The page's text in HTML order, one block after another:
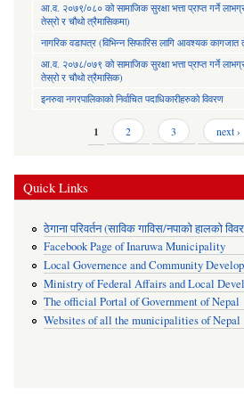
आ.व. २०७९/०८० को सामाजिक सुरक्षा भत्ता प्राप्त गर्ने
तेस्रो र चौथो त्रैमासिकमा)
नागरिक वडापत्र (विभिन्न सिफारिस लागि आवश्यक कागजात
आ.व. २०७८/०७९ को सामाजिक सुरक्षा भत्ता प्राप्त गर्ने
तेस्रो र चौथो त्रैमासिक)
इनरुवा नगरपालिकाको निर्वाचित पदाधिकारीहरुको विवरण
1 2 3 next ›
Quick Links
ठेगाना परिवर्तन (साविक गाविस/नपाको हालको
Facebook Page of Inaruwa Municipality
Local Governence and Community
Ministry of Federal Affairs and Local
The official Portal of Government of Nepal
Websites of all the municipalities of Nepal